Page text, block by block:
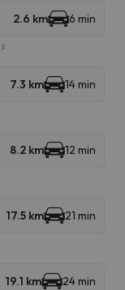
2.6 km 6 min
7.3 km 14 min
8.2 km 12 min
17.5 km 21 min
19.1 km 24 min